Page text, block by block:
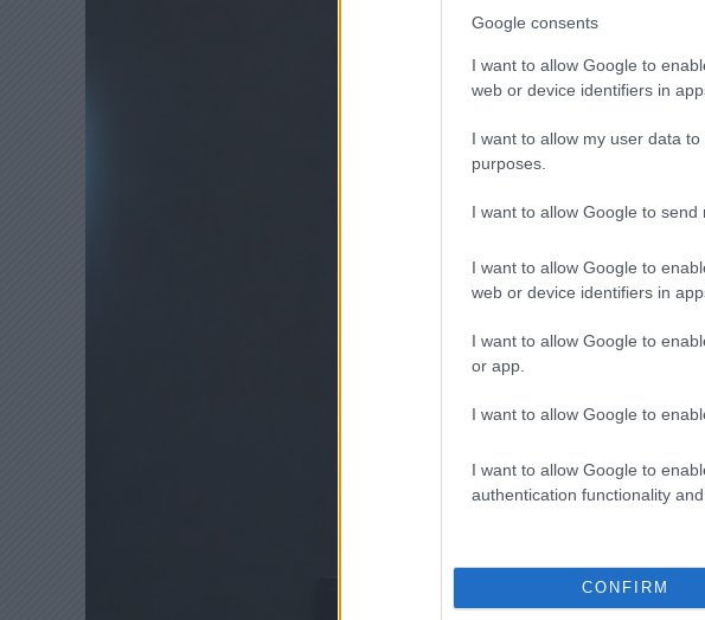
Google consents
I want to allow Google to
web or device identifiers in
I want to allow my user data
purposes.
I want to allow Google to send
I want to allow Google to
web or device identifiers in
I want to allow Google to
or app.
I want to allow Google to
I want to allow Google to
authentication functionality
CONFIRM